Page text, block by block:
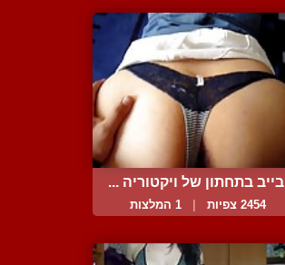
בייב בתחתון של ויקטוריה ...
2454 צפיות 1 המלצות